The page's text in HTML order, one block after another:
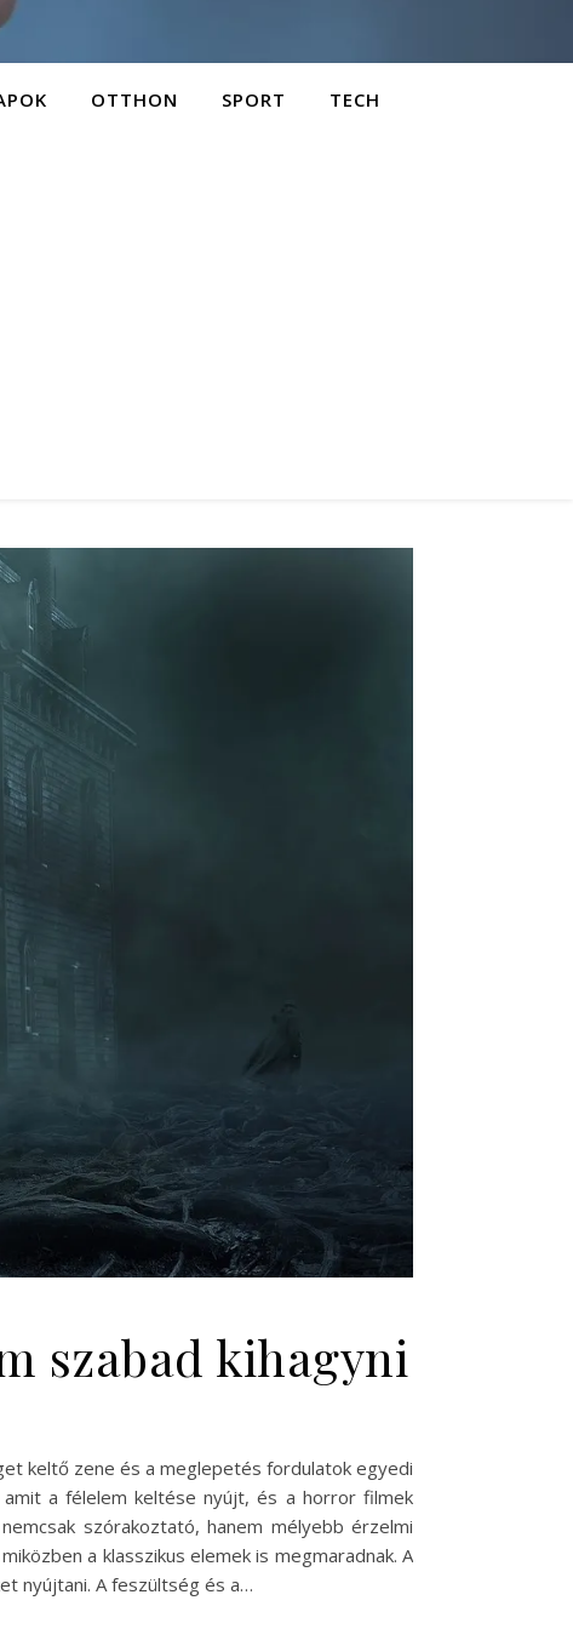
OTTHON SPORT TECH
szabad kihagyni
keltő zene és a meglepetés fordulatok egyedi
a félelem keltése nyújt, és a horror filmek
szórakoztató, hanem mélyebb érzelmi
a klasszikus elemek is megmaradnak. A
nyújtani. A feszültség és a…